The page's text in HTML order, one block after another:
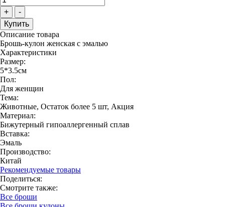
+ -
Описание товара
Брошь-кулон женская с эмалью
Характеристики
Размер:
5*3.5см
Пол:
Для женщин
Тема:
Животные, Остаток более 5 шт, Акция
Материал:
Бижутерный гипоаллергенный сплав
Вставка:
Эмаль
Производство:
Китай
Рекомендуемые товары
Поделиться:
Смотрите также:
Все броши